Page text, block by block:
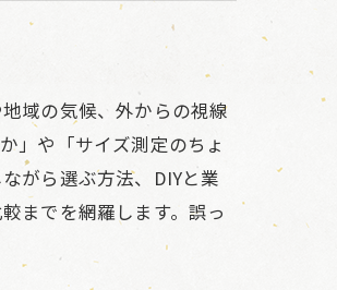
域の気候、外からの視線
」や「サイズ測定のちょ
がら選ぶ方法、DIYと業
までを網羅します。誤っ